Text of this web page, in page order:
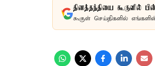
தினத்தந்தியை கூகுளில்
கூகுள் செய்திகளில்